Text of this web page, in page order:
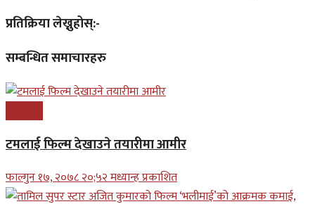
प्रतिक्रिया लेख्नुहोस्:-
सम्बन्धित समाचारहरु
टमलाई फिल्म देखाउने तयारीमा आमीर
फाल्गुन १७, २०७८ २०;५२ मध्यान्ह प्रकाशित